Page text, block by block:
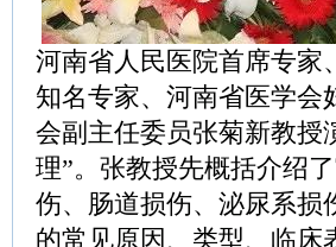
河南省人民医院首席专家
知名专家、河南省医学会
会副主任委员张菊新教授
理”。张教授先概括介绍
伤、肠道损伤、泌尿系损
的常见原因、类型、临床